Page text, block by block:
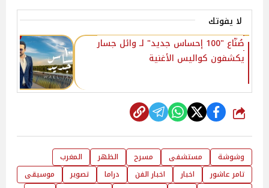
لا يفوتك
صُنّاع "100 إحساس جديد" لـ وائل جسار
يكشفون كواليس الأغنية
شارك
وشوشة مستشفى مسرح الظهر
المغرب
تامر عاشور
اخبار اخبار الفن دراما تصوير
موسيقى